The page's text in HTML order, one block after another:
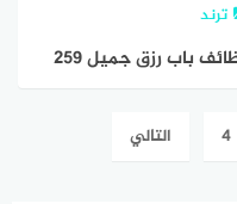
ترند
وظائف باب رزق جميل 259
وجدة والجبيل
4 التالي